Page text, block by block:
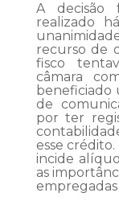
A decisão
realizado
recurso de
fisco
câmara
beneficiado
de
por ter
esse crédito.
incide
as